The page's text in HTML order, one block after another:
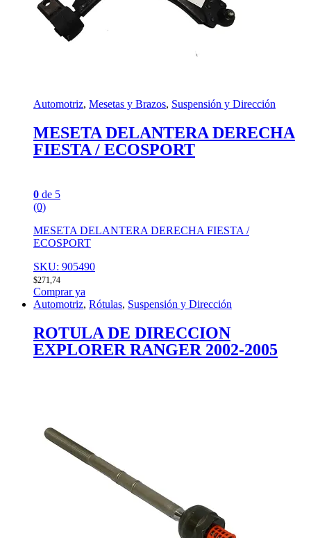
Automotriz, Mesetas y Brazos, Suspensión y Dirección
MESETA DELANTERA DERECHA
FIESTA / ECOSPORT
0 de 5
(0)
MESETA DELANTERA DERECHA FIESTA /
ECOSPORT
SKU: 905490
$271,74
Comprar ya
Automotriz, Rótulas, Suspensión y Dirección
ROTULA DE DIRECCION
EXPLORER RANGER 2002-2005